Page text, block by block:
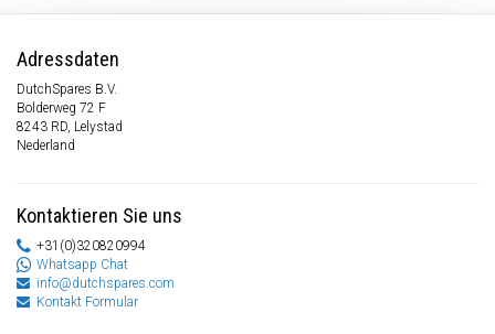
Adressdaten
DutchSpares B.V.
Bolderweg 72 F
8243 RD, Lelystad
Nederland
Kontaktieren Sie uns
+31(0)320820994
Whatsapp Chat
info@dutchspares.com
Kontakt Formular